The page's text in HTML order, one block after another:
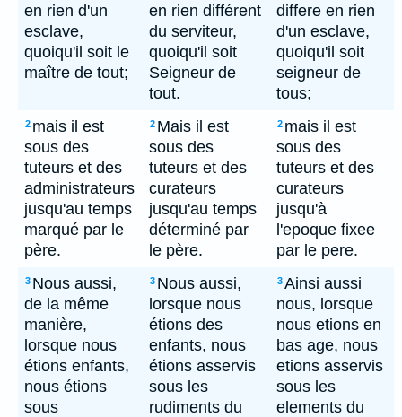
en rien d'un
esclave,
quoiqu'il soit le
maître de tout;
en rien différent
du serviteur,
quoiqu'il soit
Seigneur de
tout.
differe en rien
d'un esclave,
quoiqu'il soit
seigneur de
tous;
2 mais il est
sous des
tuteurs et des
administrateurs
jusqu'au temps
marqué par le
père.
2 Mais il est
sous des
tuteurs et des
curateurs
jusqu'au temps
déterminé par
le père.
2 mais il est
sous des
tuteurs et des
curateurs
jusqu'à
l'epoque fixee
par le pere.
3 Nous aussi,
de la même
manière,
lorsque nous
étions enfants,
nous étions
sous
3 Nous aussi,
lorsque nous
étions des
enfants, nous
étions asservis
sous les
rudiments du
3Ainsi aussi
nous, lorsque
nous etions en
bas age, nous
etions asservis
sous les
elements du